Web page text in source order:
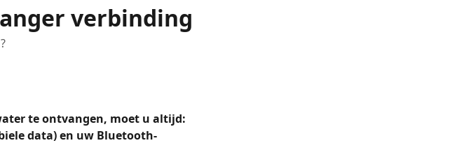
verbinding
te ontvangen, moet u altijd:
data) en uw Bluetooth-